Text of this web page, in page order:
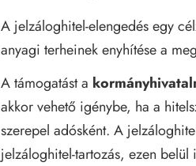
A jelzáloghitel-elengedés egy
anyagi terheinek enyhítése a
A támogatást a
akkor vehető igénybe, ha a
szerepel adósként. A
jelzáloghitel-tartozás, ezen belül